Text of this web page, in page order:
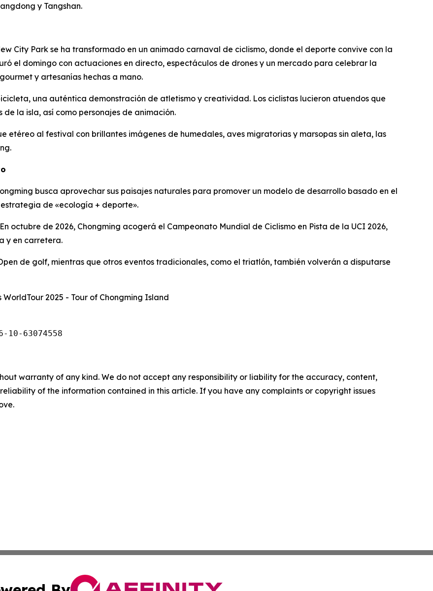
y Tangshan.
City Park se ha transformado en un animado carnaval de ciclismo, donde el deporte convive con la
el domingo con actuaciones en directo, espectáculos de drones y un mercado para celebrar la
y artesanías hechas a mano.
una auténtica demonstración de atletismo y creatividad. Los ciclistas lucieron atuendos que
la isla, así como personajes de animación.
etéreo al festival con brillantes imágenes de humedales, aves migratorias y marsopas sin aleta, las
busca aprovechar sus paisajes naturales para promover un modelo de desarrollo basado en el
de «ecología + deporte».
octubre de 2026, Chongming acogerá el Campeonato Mundial de Ciclismo en Pista de la UCI 2026,
y en carretera.
de golf, mientras que otros eventos tradicionales, como el triatlón, también volverán a disputarse
2025 - Tour of Chongming Island
63074558
warranty of any kind. We do not accept any responsibility or liability for the accuracy, content,
of the information contained in this article. If you have any complaints or copyright issues